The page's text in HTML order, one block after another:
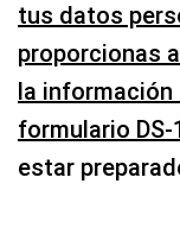
tus datos
proporcionas
la información
formulario DS-
estar